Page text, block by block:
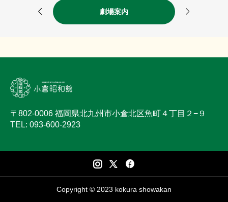
 劇場案内 
〒802-0006 福岡県北九州市小倉北区魚町４丁目２−９
TEL: 093-600-2923
Copyright © 2023 kokura showakan